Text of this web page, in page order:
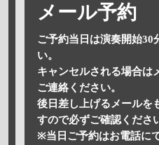
メール予約
ご予約当日は演奏開始30
い。
キャンセルされる場合は
ご連絡ください。
後日差し上げるメールを
すので必ずご確認くださ
※当日ご予約はお電話に